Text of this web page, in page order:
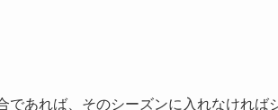
であれば、そのシーズンに入れなければ